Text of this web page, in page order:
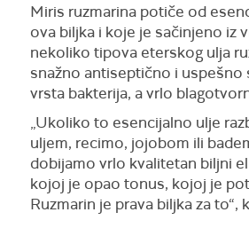
Miris ruzmarina potiče od
ova biljka i koje je sačinjeno iz
nekoliko tipova eterskog ulja
snažno antiseptično i uspešno
vrsta bakterija, a vrlo
„Ukoliko to esencijalno ulje
uljem, recimo, jojobom ili
dobijamo vrlo kvalitetan biljni
kojoj je opao tonus, kojoj je
Ruzmarin je prava biljka za to“,